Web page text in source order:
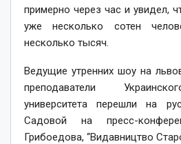
примерно через час и увидел,
уже несколько сотен
несколько тысяч.
Ведущие утренних шоу на
преподаватели
университета перешли на
Садовой на пресс-
Грибоедова, “Видавництво